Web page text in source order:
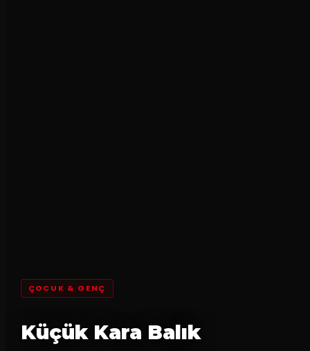
ÇOCUK & GENÇ
Küçük Kara Balık